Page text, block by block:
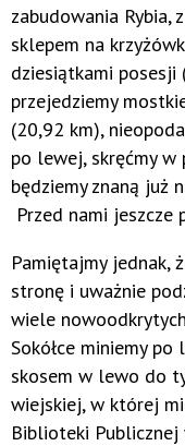
zabudowania Rybia,
sklepem na
dziesiątkami posesji
przejedziemy
(20,92 km),
po lewej, skręćmy w
będziemy znaną już
Przed nami jeszcze
Pamiętajmy jednak,
stronę i uważnie
wiele
Sokółce miniemy
skosem w lewo do
wiejskiej, w której
Biblioteki